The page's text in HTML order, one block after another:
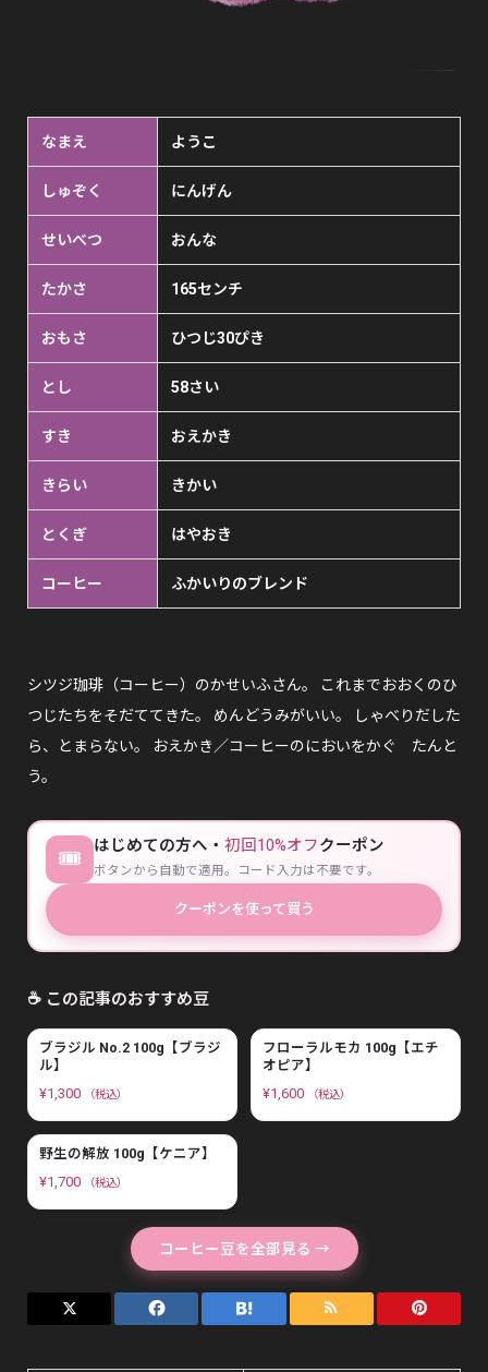
なまえ ようこ
しゅぞく にんげん
せいべつ おんな
たかさ 165センチ
おもさ ひつじ30ぴき
とし 58さい
すき おえかき
きらい きかい
とくぎ はやおき
コーヒー ふかいりのブレンド
シツジ珈琲（コーヒー）のかせいふさん。 これまでおおくのひ
つじたちをそだててきた。 めんどうみがいい。 しゃべりだした
ら、とまらない。 おえかき／コーヒーのにおいをかぐ たんと
う。
🎟 はじめての方へ・初回10%オフクーポン
ボタンから自動で適用。コード入力は不要です。
クーポンを使って買う
☕ この記事のおすすめ豆
ブラジル No.2 100g【ブラジ
ル】
¥1,300 （税込）
フローラルモカ 100g【エチ
オピア】
¥1,600 （税込）
野生の解放 100g【ケニア】
¥1,700 （税込）
コーヒー豆を全部見る →